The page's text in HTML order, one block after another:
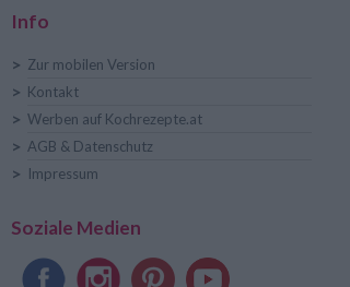
Info
> Zur mobilen Version
> Kontakt
> Werben auf Kochrezepte.at
> AGB & Datenschutz
> Impressum
Soziale Medien